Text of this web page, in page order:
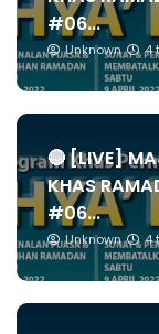
#06...
Unknown 4
🔴 [LIVE]
KHAS
#06...
Unknown 4